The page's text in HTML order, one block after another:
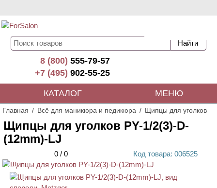
8 (800)555-79-57
+7 (495)902-55-25
КАТАЛОГ МЕНЮ
Главная Всё для маникюра и педикюра Щипцы для уголков
Щипцы для уголков PY-1/2(3)-D-
(12mm)-LJ
0 / 0 Код товара: 006525
ХИТ
АКЦИЯ